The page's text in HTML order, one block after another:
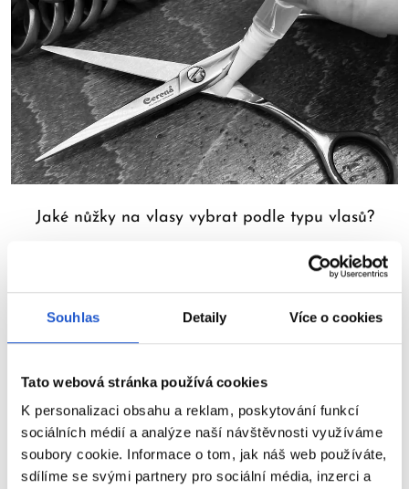
Souhlas Detaily Více o cookies
Tato webová stránka používá cookies
K personalizaci obsahu a reklam, poskytování funkcí
sociálních médií a analýze naší návštěvnosti využíváme
soubory cookie. Informace o tom, jak náš web používáte,
sdílíme se svými partnery pro sociální média, inzerci a
Jaké nůžky na vlasy vybrat podle typu vlasů?
každý typ vyžaduje jiný přístup a specifické vlastnosti nůžek.
množství vlasů. Naopak, pro jemné vlasy je lepší použít nůžky s
tenčími a lehčími čepelemi, které umožňují jemnější a přesnější
zohlednit nejen typ vlasů, ale také požadavky klienta a
konkrétní střih, který má být proveden. Různé typy nůžek
mohou mít různé vlastnosti a efekty, takže je důležité vybrat ty
nejvhodnější pro danou úpravu vlasů.
Ovlivňuje cena nůžek na vlasy jejich kvalitu a